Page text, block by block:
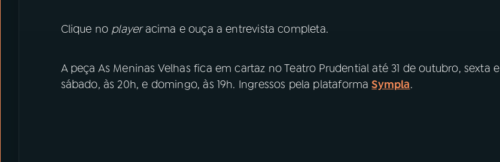
Clique no playeracima e ouça a entrevista completa.
A peça As Meninas Velhas fica em cartaz no Teatro Prudential até 31 de outubro, sexta e
sábado, às 20h, e domingo, às 19h. Ingressos pela plataformaSympla.